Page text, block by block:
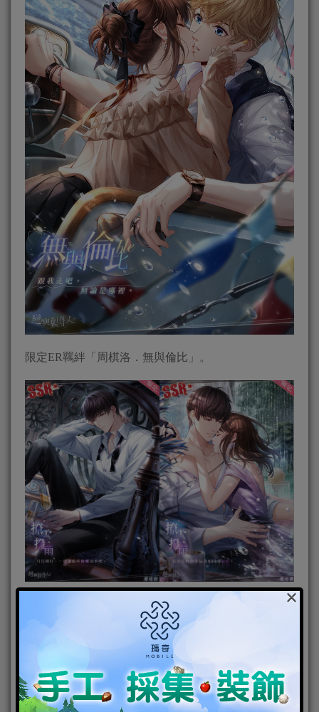
限定ER羈絆「周棋洛．無與倫比」。
限定SSR羈絆「許墨．撩雲撥雨」。 ×